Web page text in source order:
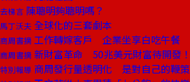
去梯言 陳聰明夠聰明嗎？
馬丁沃夫 全球化的三套劇本
商周書摘 工作轉嫁客戶 企業坐享白吃午餐
商周書摘 新財富革命 50兆美元財富待開發！
特別報導 商周發行量透明化 是對自己的鞭策